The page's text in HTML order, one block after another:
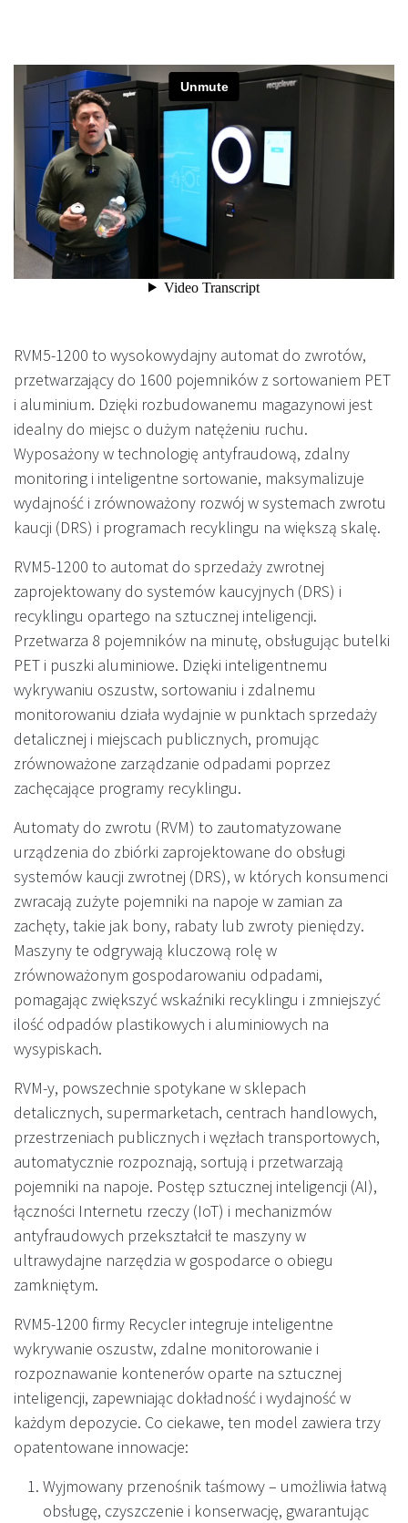
RVM5-1200 to wysokowydajny automat do zwrotów,
przetwarzający do 1600 pojemników z sortowaniem PET
i aluminium. Dzięki rozbudowanemu magazynowi jest
idealny do miejsc o dużym natężeniu ruchu.
Wyposażony w technologię antyfraudową, zdalny
monitoring i inteligentne sortowanie, maksymalizuje
wydajność i zrównoważony rozwój w systemach zwrotu
kaucji (DRS) i programach recyklingu na większą skalę.
RVM5-1200 to automat do sprzedaży zwrotnej
zaprojektowany do systemów kaucyjnych (DRS) i
recyklingu opartego na sztucznej inteligencji.
Przetwarza 8 pojemników na minutę, obsługując butelki
PET i puszki aluminiowe. Dzięki inteligentnemu
wykrywaniu oszustw, sortowaniu i zdalnemu
monitorowaniu działa wydajnie w punktach sprzedaży
detalicznej i miejscach publicznych, promując
zrównoważone zarządzanie odpadami poprzez
zachęcające programy recyklingu.
Automaty do zwrotu (RVM) to zautomatyzowane
urządzenia do zbiórki zaprojektowane do obsługi
systemów kaucji zwrotnej (DRS), w których konsumenci
zwracają zużyte pojemniki na napoje w zamian za
zachęty, takie jak bony, rabaty lub zwroty pieniędzy.
Maszyny te odgrywają kluczową rolę w
zrównoważonym gospodarowaniu odpadami,
pomagając zwiększyć wskaźniki recyklingu i zmniejszyć
ilość odpadów plastikowych i aluminiowych na
wysypiskach.
RVM-y, powszechnie spotykane w sklepach
detalicznych, supermarketach, centrach handlowych,
przestrzeniach publicznych i węzłach transportowych,
automatycznie rozpoznają, sortują i przetwarzają
pojemniki na napoje. Postęp sztucznej inteligencji (AI),
łączności Internetu rzeczy (IoT) i mechanizmów
antyfraudowych przekształcił te maszyny w
ultrawydajne narzędzia w gospodarce o obiegu
zamkniętym.
RVM5-1200 firmy Recycler integruje inteligentne
wykrywanie oszustw, zdalne monitorowanie i
rozpoznawanie kontenerów oparte na sztucznej
inteligencji, zapewniając dokładność i wydajność w
każdym depozycie. Co ciekawe, ten model zawiera trzy
opatentowane innowacje:
Wyjmowany przenośnik taśmowy – umożliwia łatwą
obsługę, czyszczenie i konserwację, gwarantując